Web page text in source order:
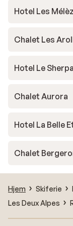
Hotel Les
Chalet Les
Hotel Le Sherpa
Chalet Aurora
Hotel La Belle
Chalet
Hjem Skiferie
Les Deux Alpes